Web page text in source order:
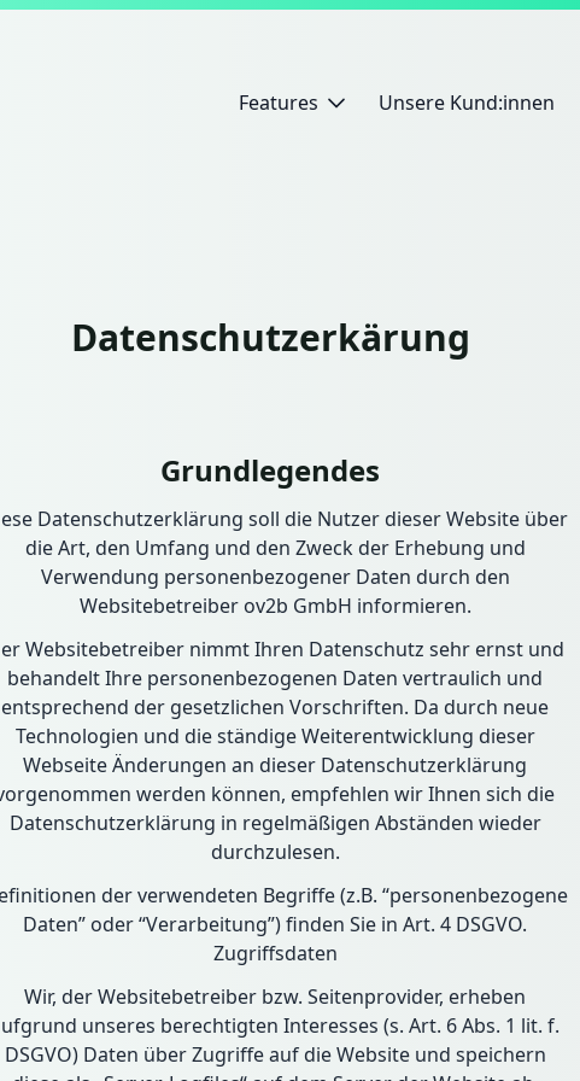
Features Unsere Kund:innen
Datenschutzerkärung
Grundlegendes
Datenschutzerklärung soll die Nutzer dieser Website über
die Art, den Umfang und den Zweck der Erhebung und
Verwendung personenbezogener Daten durch den
Websitebetreiber ov2b GmbH informieren.
Websitebetreiber nimmt Ihren Datenschutz sehr ernst und
behandelt Ihre personenbezogenen Daten vertraulich und
entsprechend der gesetzlichen Vorschriften. Da durch neue
Technologien und die ständige Weiterentwicklung dieser
Webseite Änderungen an dieser Datenschutzerklärung
werden können, empfehlen wir Ihnen sich die
Datenschutzerklärung in regelmäßigen Abständen wieder
durchzulesen.
der verwendeten Begriffe (z.B. “personenbezogene
Daten” oder “Verarbeitung”) finden Sie in Art. 4 DSGVO.
Zugriffsdaten
Wir, der Websitebetreiber bzw. Seitenprovider, erheben
unseres berechtigten Interesses (s. Art. 6 Abs. 1 lit. f.
DSGVO) Daten über Zugriffe auf die Website und speichern